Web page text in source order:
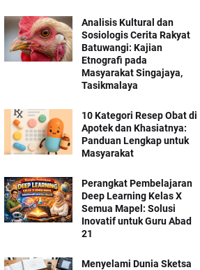
Analisis Kultural dan
Sosiologis Cerita Rakyat
Batuwangi: Kajian
Etnografi pada
Masyarakat Singajaya,
Tasikmalaya
10 Kategori Resep Obat di
Apotek dan Khasiatnya:
Panduan Lengkap untuk
Masyarakat
Perangkat Pembelajaran
Deep Learning Kelas X
Semua Mapel: Solusi
Inovatif untuk Guru Abad
21
Menyelami Dunia Sketsa